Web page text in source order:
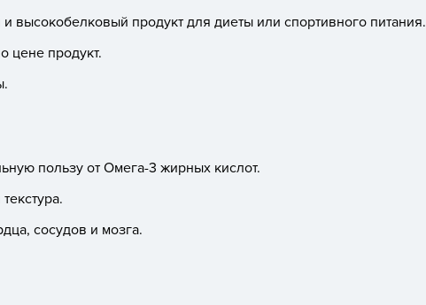
высокобелковый продукт для диеты или спортивного питания.
цене продукт.
пользу от Омега-3 жирных кислот.
сосудов и мозга.